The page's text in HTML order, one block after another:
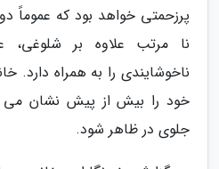
پرزحمتی خواهد بود که عموماً
نا مرتب علاوه بر شلوغی،
ناخوشایندی را به همراه دارد.
خود را بیش از پیش نشان می
جلوی در ظاهر شود.